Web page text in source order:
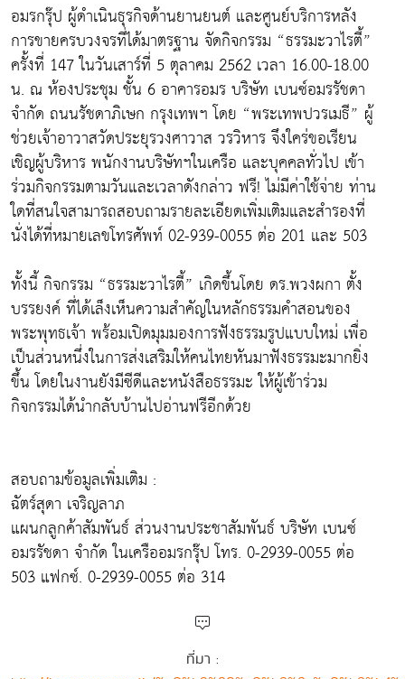
อมรกรุ๊ป ผู้ดำเนินธุรกิจด้านยานยนต์ และศูนย์บริการหลัง
การขายครบวงจรที่ได้มาตรฐาน จัดกิจกรรม “ธรรมะวาไรตี้”
ครั้งที่ 147 ในวันเสาร์ที่ 5 ตุลาคม 2562 เวลา 16.00-18.00
น. ณ ห้องประชุม ชั้น 6 อาคารอมร บริษัท เบนซ์อมรรัชดา
จำกัด ถนนรัชดาภิเษก กรุงเทพฯ โดย “พระเทพปวรเมธี” ผู้
ช่วยเจ้าอาวาสวัดประยุรวงศาวาส วรวิหาร จึงใคร่ขอเรียน
เชิญผู้บริหาร พนักงานบริษัทฯในเครือ และบุคคลทั่วไป เข้า
ร่วมกิจกรรมตามวันและเวลาดังกล่าว ฟรี! ไม่มีค่าใช้จ่าย ท่าน
ใดที่สนใจสามารถสอบถามรายละเอียดเพิ่มเติมและสำรองที่
นั่งได้ที่หมายเลขโทรศัพท์ 02-939-0055 ต่อ 201 และ 503
ทั้งนี้ กิจกรรม “ธรรมะวาไรตี้” เกิดขึ้นโดย ดร.พวงผกา ตั้ง
บรรยงค์ ที่ได้เล็งเห็นความสำคัญในหลักธรรมคำสอนของ
พระพุทธเจ้า พร้อมเปิดมุมมองการฟังธรรมรูปแบบใหม่ เพื่อ
เป็นส่วนหนึ่งในการส่งเสริมให้คนไทยหันมาฟังธรรมะมากยิ่ง
ขึ้น โดยในงานยังมีซีดีและหนังสือธรรมะ ให้ผู้เข้าร่วม
กิจกรรมได้นำกลับบ้านไปอ่านฟรีอีกด้วย
สอบถามข้อมูลเพิ่มเติม :
ฉัตร์สุดา เจริญลาภ
แผนกลูกค้าสัมพันธ์ ส่วนงานประชาสัมพันธ์ บริษัท เบนซ์
อมรรัชดา จำกัด ในเครืออมรกรุ๊ป โทร. 0-2939-0055 ต่อ
503 แฟกซ์. 0-2939-0055 ต่อ 314
ที่มา :